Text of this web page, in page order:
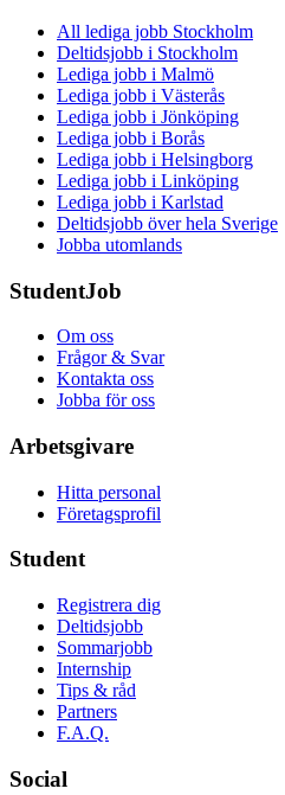
All lediga jobb Stockholm
Deltidsjobb i Stockholm
Lediga jobb i Malmö
Lediga jobb i Västerås
Lediga jobb i Jönköping
Lediga jobb i Borås
Lediga jobb i Helsingborg
Lediga jobb i Linköping
Lediga jobb i Karlstad
Deltidsjobb över hela Sverige
Jobba utomlands
StudentJob
Om oss
Frågor & Svar
Kontakta oss
Jobba för oss
Arbetsgivare
Hitta personal
Företagsprofil
Student
Registrera dig
Deltidsjobb
Sommarjobb
Internship
Tips & råd
Partners
F.A.Q.
Social